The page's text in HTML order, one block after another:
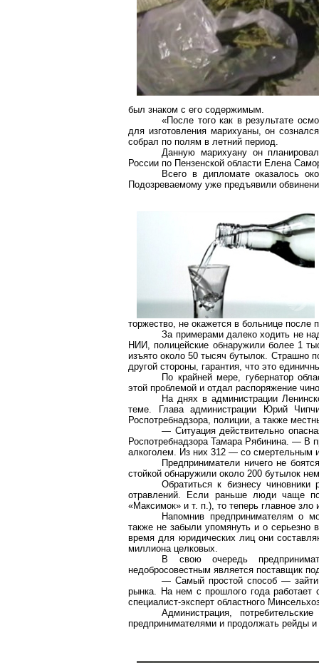
был знаком с его содержимым.
«После того как в результате
для изготовления марихуаны, он
собрал по полям в летний период.
Данную марихуану он
России по Пензенской области Елена
Всего в дипломате оказалось
Подозреваемому уже предъявили
торжество, не окажется в больнице после
За примерами далеко ходить не
НИИ, полицейские обнаружили более 1
изъято около 50 тысяч бутылок. Страшно
другой стороны, гарантия, что это
По крайней мере, губернатор
этой проблемой и отдал распоряжение
На днях в администрации
теме. Глава администрации Юрий
Роспотребнадзора, полиции, а также
— Ситуация действительно
РоспотребнадзораТамара Рябинина. — В
алкоголем. Из них 312 — со смертельным
Предприниматели ничего не
стойкой обнаружили около 200 бутылок
Обратиться к бизнесу
отравлений. Если раньше люди чаще
«Максимок» и т. п.), то теперь главное
Напомнив предпринимателям о
также не забыли упомянуть и о
время для юридических лиц они
миллиона целковых.
В свою очередь
недобросовестным является поставщик
— Самый простой способ — зайти
рынка. На нем с прошлого года
специалист-эксперт областного
Администрация,
предпринимателями и продолжать рейды